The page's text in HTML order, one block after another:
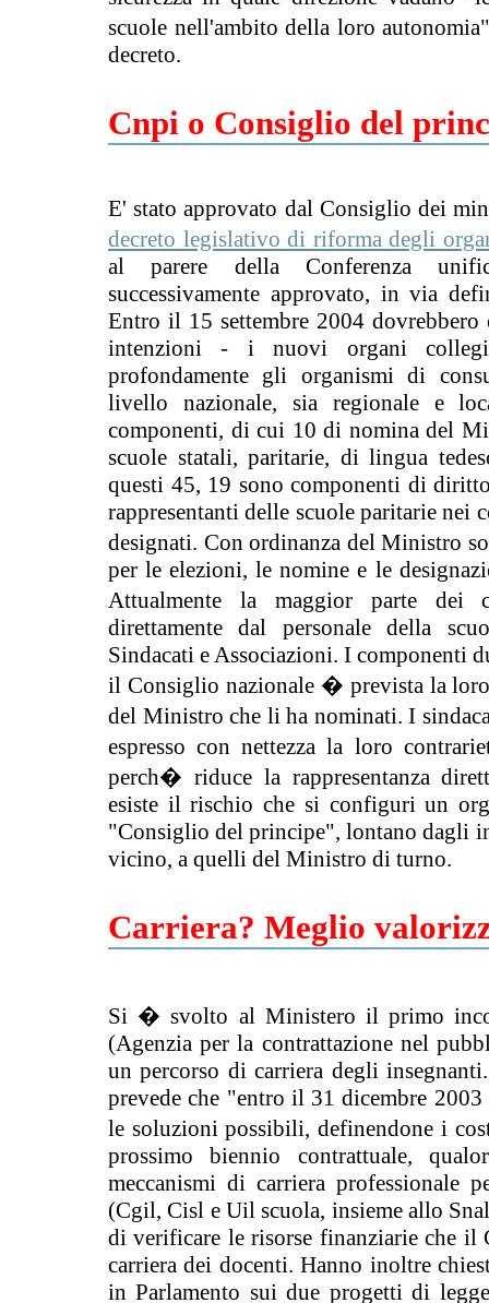
scuole nell'ambito della loro
decreto.
Cnpi o Consiglio del
E' stato approvato dal Consiglio dei
decreto legislativo di riforma degli
al parere della Conferenza
successivamente approvato, in via
Entro il 15 settembre 2004
intenzioni - i nuovi organi
profondamente gli organismi di
livello nazionale, sia regionale e
componenti, di cui 10 di nomina del
scuole statali, paritarie, di lingua
questi 45, 19 sono componenti di
rappresentanti delle scuole paritarie
designati. Con ordinanza del Ministro
per le elezioni, le nomine e le
Attualmente la maggior parte
direttamente dal personale della
Sindacati e Associazioni. I componenti
il Consiglio nazionale � prevista la loro
del Ministro che li ha nominati. I
espresso con nettezza la loro
perch� riduce la rappresentanza
esiste il rischio che si configuri un
"Consiglio del principe", lontano dagli
vicino, a quelli del Ministro di turno.
Carriera? Meglio
Si � svolto al Ministero il primo
(Agenzia per la contrattazione nel
un percorso di carriera degli
prevede che "entro il 31 dicembre
le soluzioni possibili, definendone i
prossimo biennio contrattuale,
meccanismi di carriera professionale
(Cgil, Cisl e Uil scuola, insieme allo
di verificare le risorse finanziarie che il
carriera dei docenti. Hanno inoltre
in Parlamento sui due progetti di